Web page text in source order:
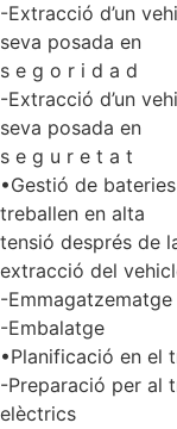
-Extracció d’un
seva posada en
s e g o r i d a d
-Extracció d’un
seva posada en
s e g u r e t a t
•Gestió de
treballen en alta
tensió després de
extracció del
-Emmagatzematge
-Embalatge
•Planificació en el
-Preparació per al
elèctrics